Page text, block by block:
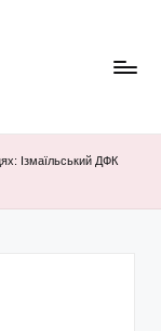
Ізмаїльський ДФК